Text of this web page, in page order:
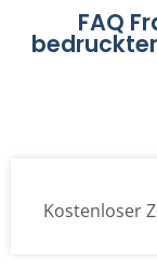
FAQ
Kostenloser